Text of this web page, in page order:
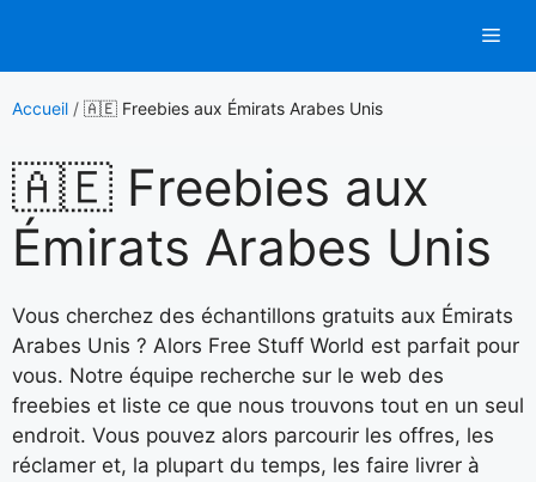
contenu
Accueil / 🇦🇪 Freebies aux Émirats Arabes Unis
🇦🇪 Freebies aux
Émirats Arabes Unis
Vous cherchez des échantillons gratuits aux Émirats
Arabes Unis ? Alors Free Stuff World est parfait pour
vous. Notre équipe recherche sur le web des
freebies et liste ce que nous trouvons tout en un seul
endroit. Vous pouvez alors parcourir les offres, les
réclamer et, la plupart du temps, les faire livrer à